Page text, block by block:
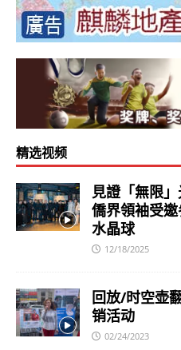
精选视频
見證「無限
僑界領袖受
水晶球
12/18/2025
回放/时空壶
销活动
02/24/2023